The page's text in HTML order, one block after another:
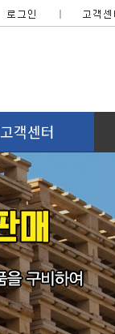
고객센터